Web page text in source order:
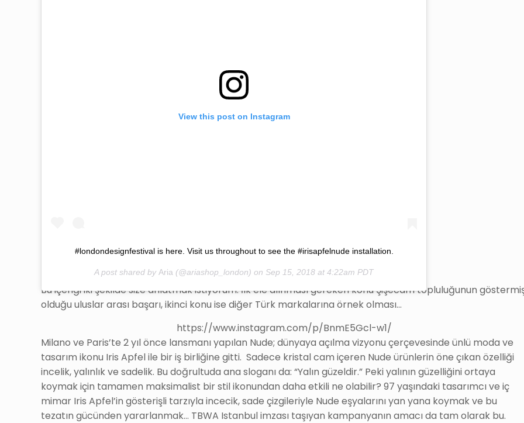
View this post on Instagram
#londondesignfestival is here. Visit us throughout to see the #irisapfelnude installation.
A post shared by Aria (@ariashop_london) on Sep 15, 2018 at 4:22am PDT
Bu içeriği iki şekilde size anlatmak istiyorum. İlk ele alınması gereken konu Şişecam topluluğunun
olduğu uluslar arası başarı, ikinci konu ise diğer Türk markalarına örnek olması…
https://www.instagram.com/p/BnmE5Gcl-w1/
Milano ve Paris’te 2 yıl önce lansmanı yapılan Nude; dünyaya açılma vizyonu çerçevesinde ünlü moda ve
tasarım ikonu Iris Apfel ile bir iş birliğine gitti. Sadece kristal cam içeren Nude ürünlerin öne çıkan özelliği
incelik, yalınlık ve sadelik. Bu doğrultuda ana sloganı da: “Yalın güzeldir.” Peki yalının güzelliğini ortaya
koymak için tamamen maksimalist bir stil ikonundan daha etkili ne olabilir? 97 yaşındaki tasarımcı ve iç
mimar Iris Apfel’in gösterişli tarzıyla incecik, sade çizgileriyle Nude eşyalarını yan yana koymak ve bu
tezatın gücünden yararlanmak… TBWA Istanbul imzası taşıyan kampanyanın amacı da tam olarak bu.